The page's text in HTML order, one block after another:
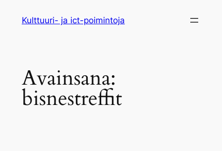
sisältöön
Kulttuuri- ja ict-poimintoja
Avainsana:
bisnestreffit